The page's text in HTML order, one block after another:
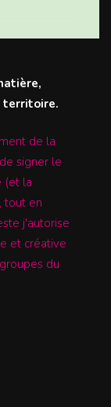
territoire.
de la
signer le
(et la
tout en
j'autorise
et créative
du